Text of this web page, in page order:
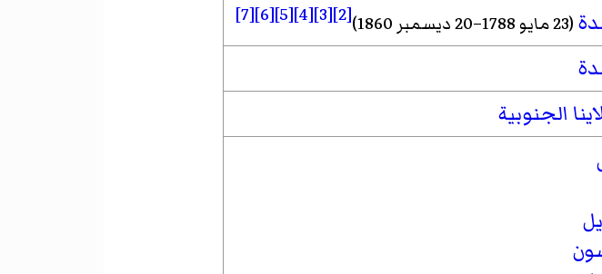
(23 مايو 1788–20 ديسمبر 1860) [2]
[3]
[4]
[5]
[6]
[7]
الجنوبية